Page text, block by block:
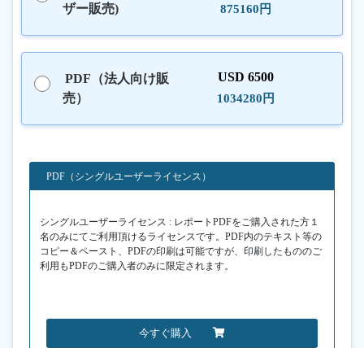
ザー販売)
875160円
PDF（法人向け販
売）
USD 6500
1034280円
PDF（シングルユーザーライセンス）
シングルユーザーライセンス : レポートPDFをご購入された方１
名のみにてご利用頂けるライセンスです。PDF内のテキスト等の
コピー＆ペースト、PDFの印刷は可能ですが、印刷したもののご
利用もPDFのご購入者のみに限定されます。
今すぐ購入